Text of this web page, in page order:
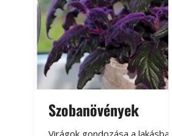
Szobanövények